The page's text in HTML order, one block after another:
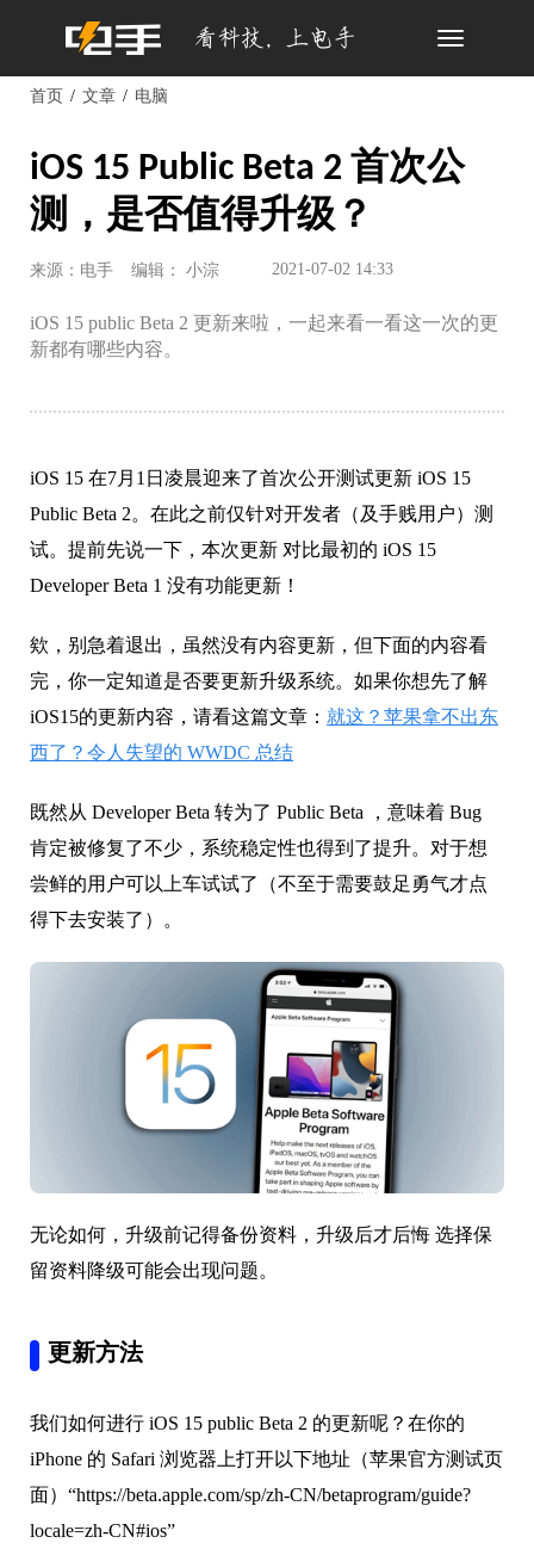
Toggle
首页 文章 电脑
iOS 15 Public Beta 2 首次公
测，是否值得升级？
来源：电手 编辑： 小淙 2021-07-02 14:33
iOS 15 public Beta 2 更新来啦，一起来看一看这一次的更
新都有哪些内容。
iOS 15 在7月1日凌晨迎来了首次公开测试更新 iOS 15
Public Beta 2。在此之前仅针对开发者（及手贱用户）测
试。提前先说一下，本次更新 对比最初的 iOS 15
Developer Beta 1 没有功能更新！
欸，别急着退出，虽然没有内容更新，但下面的内容看
完，你一定知道是否要更新升级系统。如果你想先了解
iOS15的更新内容，请看这篇文章： 就这？苹果拿不出东
西了？令人失望的 WWDC 总结
既然从 Developer Beta 转为了 Public Beta ，意味着 Bug
肯定被修复了不少，系统稳定性也得到了提升。对于想
尝鲜的用户可以上车试试了（不至于需要鼓足勇气才点
得下去安装了）。
无论如何，升级前记得备份资料，升级后才后悔 选择保
留资料降级可能会出现问题。
更新方法
我们如何进行 iOS 15 public Beta 2 的更新呢？在你的
iPhone 的 Safari 浏览器上打开以下地址（苹果官方测试页
面）“https://beta.apple.com/sp/zh-CN/betaprogram/guide?
locale=zh-CN#ios”